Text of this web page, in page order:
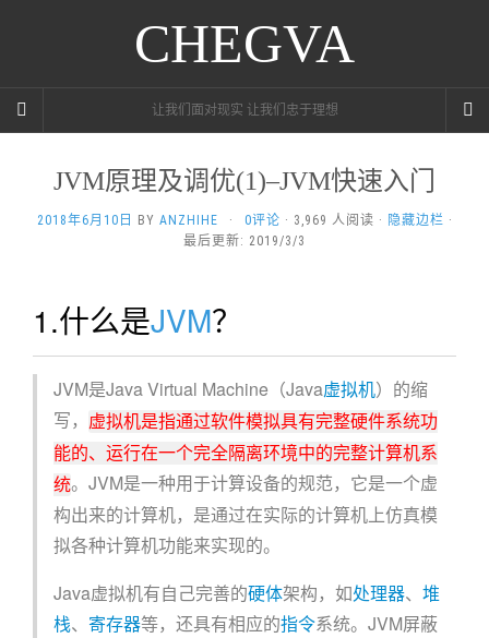
CHEGVA
让我们面对现实 让我们忠于理想
JVM原理及调优(1)–JVM快速入门
2018年6月10日 BY ANZHIHE · 0评论 · 3,969 人阅读 · 隐藏边栏 ·
最后更新: 2019/3/3
1.什么是JVM？
JVM是Java Virtual Machine（Java虚拟机）的缩
写， 虚拟机是指通过软件模拟具有完整硬件系统功
能的、运行在一个完全隔离环境中的完整计算机系
统。JVM是一种用于计算设备的规范，它是一个虚
构出来的计算机，是通过在实际的计算机上仿真模
拟各种计算机功能来实现的。
Java虚拟机有自己完善的硬体架构，如处理器、 堆
栈、 寄存器等，还具有相应的指令系统。JVM屏蔽